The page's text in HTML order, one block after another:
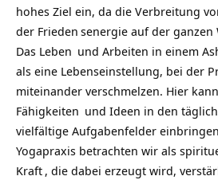
hohes Ziel ein, da die Verbreitung
der Frieden senergie auf der ganzen
Das Leben und Arbeiten in einem
als eine Lebenseinstellung, bei der
miteinander verschmelzen. Hier
Fähigkeiten und Ideen in den
vielfältige Aufgabenfelder
Yogapraxis betrachten wir als
Kraft , die dabei erzeugt wird,